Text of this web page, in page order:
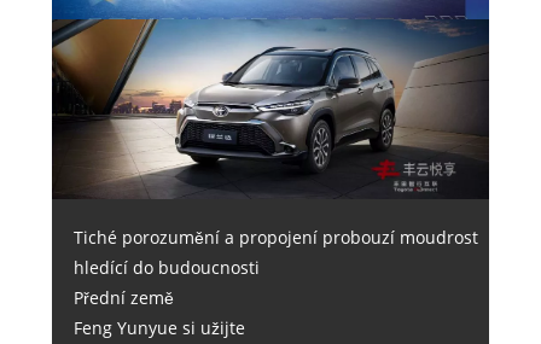
Tiché porozumění a propojení probouzí moudrost
hledící do budoucnosti
Přední země
Feng Yunyue si užijte